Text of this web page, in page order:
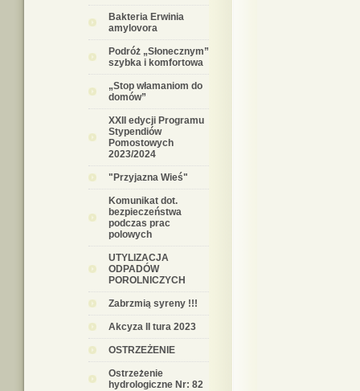
Bakteria Erwinia
amylovora
Podróż „Słonecznym”
szybka i komfortowa
„Stop włamaniom do
domów”
XXII edycji Programu
Stypendiów
Pomostowych
2023/2024
"Przyjazna Wieś"
Komunikat dot.
bezpieczeństwa
podczas prac
polowych
UTYLIZACJA
ODPADÓW
POROLNICZYCH
Zabrzmią syreny !!!
Akcyza II tura 2023
OSTRZEŻENIE
Ostrzeżenie
hydrologiczne Nr: 82